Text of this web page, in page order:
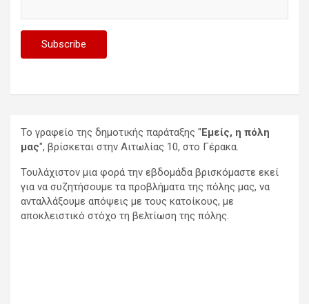
Το γραφείο της δημοτικής παράταξης "Εμείς, η πόλη
μας", βρίσκεται στην Αιτωλίας 10, στο Γέρακα.
Τουλάχιστον μια φορά την εβδομάδα βρισκόμαστε εκεί
για να συζητήσουμε τα προβλήματα της πόλης μας, να
ανταλλάξουμε απόψεις με τους κατοίκους, με
αποκλειστικό στόχο τη βελτίωση της πόλης.